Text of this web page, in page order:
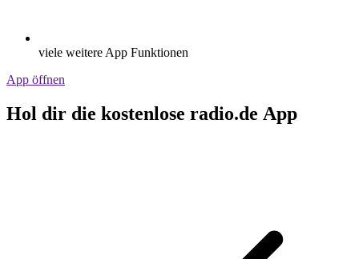
viele weitere App Funktionen
App öffnen
Hol dir die kostenlose radio.de App